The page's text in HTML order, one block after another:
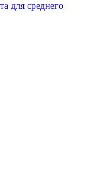
для среднего